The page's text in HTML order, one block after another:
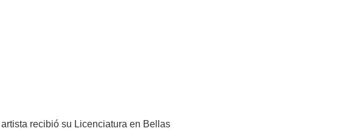
recibió su Licenciatura en Bellas